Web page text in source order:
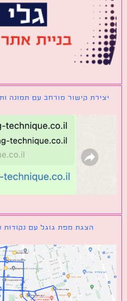
קישור מורחב עם תמונה ותיאור
הצגת מפת גוגל עם נקודות עניין